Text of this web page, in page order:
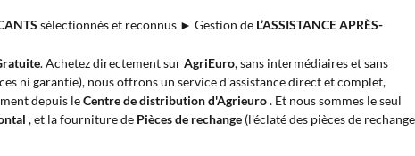
sélectionnés et reconnus ► Gestion de L’ASSISTANCE APRÈS-
. Achetez directement surAgriEuro, sans intermédiaires et sans
ni garantie), nous offrons un service d'assistance direct et complet,
depuis leCentre de distribution d'Agrieuro. Et nous sommes le seul
, et la fourniture de Pièces de rechange (l'éclaté des pièces de rechange